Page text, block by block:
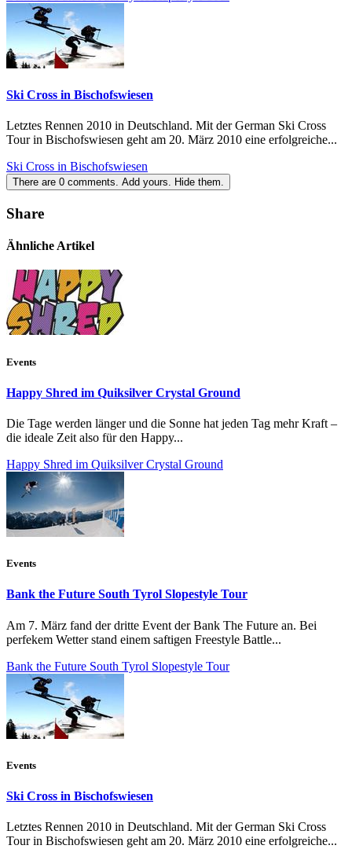
Ski Cross in Bischofswiesen
Letztes Rennen 2010 in Deutschland. Mit der German Ski Cross
Tour in Bischofswiesen geht am 20. März 2010 eine erfolgreiche...
Ski Cross in Bischofswiesen
There are 0 comments. Add yours. Hide them.
Share
Ähnliche Artikel
Events
Happy Shred im Quiksilver Crystal Ground
Die Tage werden länger und die Sonne hat jeden Tag mehr Kraft –
die ideale Zeit also für den Happy...
Happy Shred im Quiksilver Crystal Ground
Events
Bank the Future South Tyrol Slopestyle Tour
Am 7. März fand der dritte Event der Bank The Future an. Bei
perfekem Wetter stand einem saftigen Freestyle Battle...
Bank the Future South Tyrol Slopestyle Tour
Events
Ski Cross in Bischofswiesen
Letztes Rennen 2010 in Deutschland. Mit der German Ski Cross
Tour in Bischofswiesen geht am 20. März 2010 eine erfolgreiche...